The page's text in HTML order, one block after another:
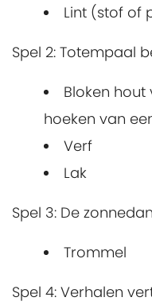
Lint (stof of
Spel 2: Totempaal
Bloken
hoeken van
Verf
Lak
Spel 3: De
Trommel
Spel 4: Verhalen